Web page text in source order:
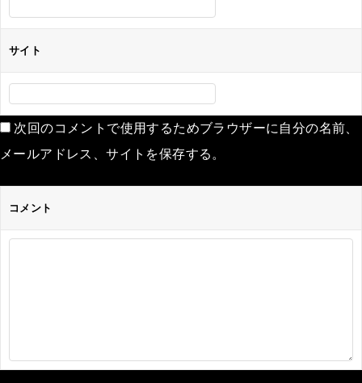
サイト
次回のコメントで使用するためブラウザーに自分の名前、
メールアドレス、サイトを保存する。
コメント